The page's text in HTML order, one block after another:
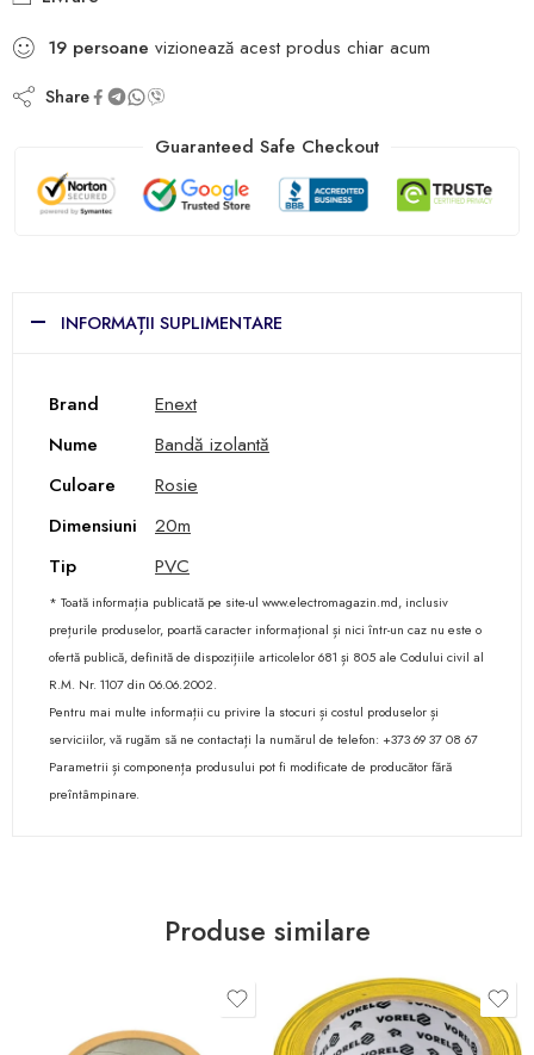
19 persoane vizionează acest produs chiar acum
Share
Guaranteed Safe Checkout
INFORMAȚII SUPLIMENTARE
Brand
Enext
Nume
Bandă izolantă
Culoare
Rosie
Dimensiuni
20m
Tip
PVC
* Toată informația publicată pe site-ul www.electromagazin.md, inclusiv
prețurile produselor, poartă caracter informațional și nici într-un caz nu este o
ofertă publică, definită de dispozițiile articolelor 681 și 805 ale Codului civil al
R.M. Nr. 1107 din 06.06.2002.
Pentru mai multe informații cu privire la stocuri și costul produselor și
serviciilor, vă rugăm să ne contactați la numărul de telefon: +373 69 37 08 67
Parametrii și componența produsului pot fi modificate de producător fără
preîntâmpinare.
Produse similare